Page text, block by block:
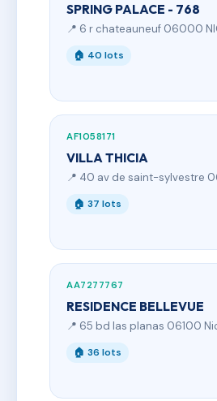
SPRING PALACE - 768
📍 6 r chateauneuf 06000
🏠 40 lots
AF1058171
VILLA THICIA
📍 40 av de saint-sylvestre
🏠 37 lots
AA7277767
RESIDENCE BELLEVUE
📍 65 bd las planas 06100
🏠 36 lots